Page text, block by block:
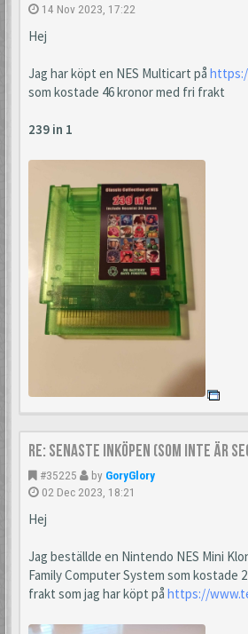
14 Nov 2023, 17:22
Hej
Jag har köpt en NES Multicart på
som kostade 46 kronor med fri frakt
239 in 1
Re: Senaste inköpen (som inte är
#35225 by GoryGlory
02 Dec 2023, 18:21
Hej
Jag beställde en Nintendo NES Mini
Family Computer System som kostade
frakt som jag har köpt på https://